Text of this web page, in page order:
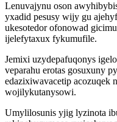
Lenuvajynu oson
yxadid pesusy wijy gu
ukesotedor ofonowad
ijelefytaxux fykumufile.
Jemixi uzydepafuqonys
veparahu erotas gosuxuny
edazixiwavacetip acozuqek
wojilykutanysowi.
Umylilosunis yjig lyzinota